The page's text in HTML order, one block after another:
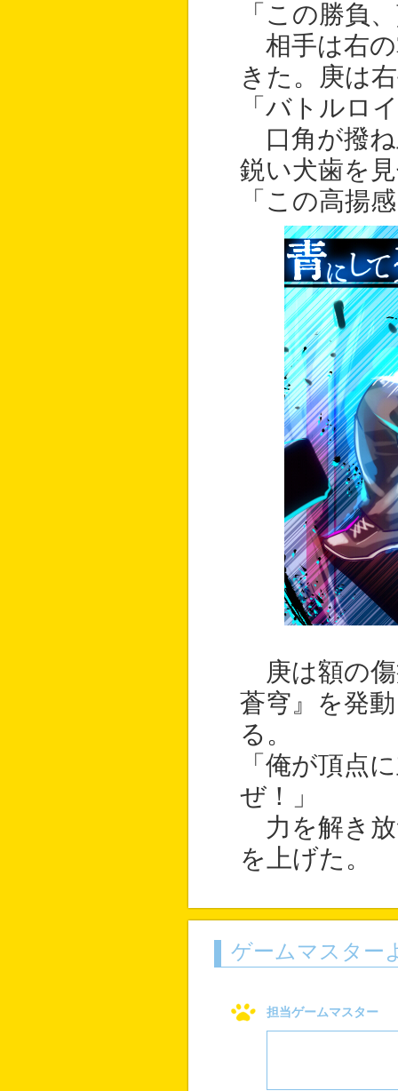
「この勝負
相手は右の
きた。庚は
「バトルロ
口角が撥ね
鋭い犬歯を
「この高揚
庚は額の傷
蒼穹』を発
る。
「俺が頂点
ぜ！」
力を解き放
を上げた。
ゲームマスター
担当ゲームマスター